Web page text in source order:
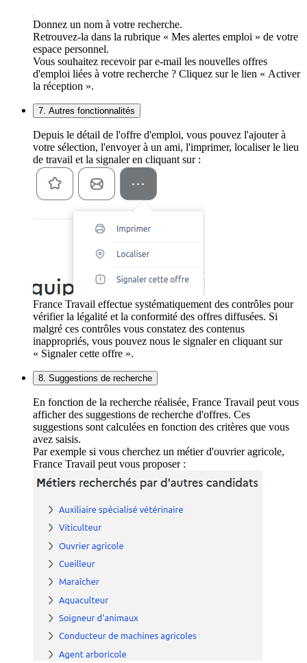
Donnez un nom à votre recherche.
Retrouvez-la dans la rubrique « Mes alertes emploi » de votre
espace personnel.
Vous souhaitez recevoir par e-mail les nouvelles offres
d'emploi liées à votre recherche ? Cliquez sur le lien « Activer
la réception ».
7. Autres fonctionnalités
Depuis le détail de l'offre d'emploi, vous pouvez l'ajouter à
votre sélection, l'envoyer à un ami, l'imprimer, localiser le lieu
de travail et la signaler en cliquant sur :
France Travail effectue systématiquement des contrôles pour
vérifier la légalité et la conformité des offres diffusées. Si
malgré ces contrôles vous constatez des contenus
inappropriés, vous pouvez nous le signaler en cliquant sur
« Signaler cette offre ».
8. Suggestions de recherche
En fonction de la recherche réalisée, France Travail peut vous
afficher des suggestions de recherche d'offres. Ces
suggestions sont calculées en fonction des critères que vous
avez saisis.
Par exemple si vous cherchez un métier d'ouvrier agricole,
France Travail peut vous proposer :